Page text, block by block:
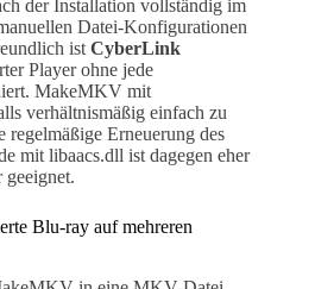
der Installation vollständig im
Datei-Konfigurationen
ist CyberLink
Player ohne jede
MakeMKV mit
verhältnismäßig einfach zu
regelmäßige Erneuerung des
mit libaacs.dll ist dagegen eher
geeignet.
Blu-ray auf mehreren